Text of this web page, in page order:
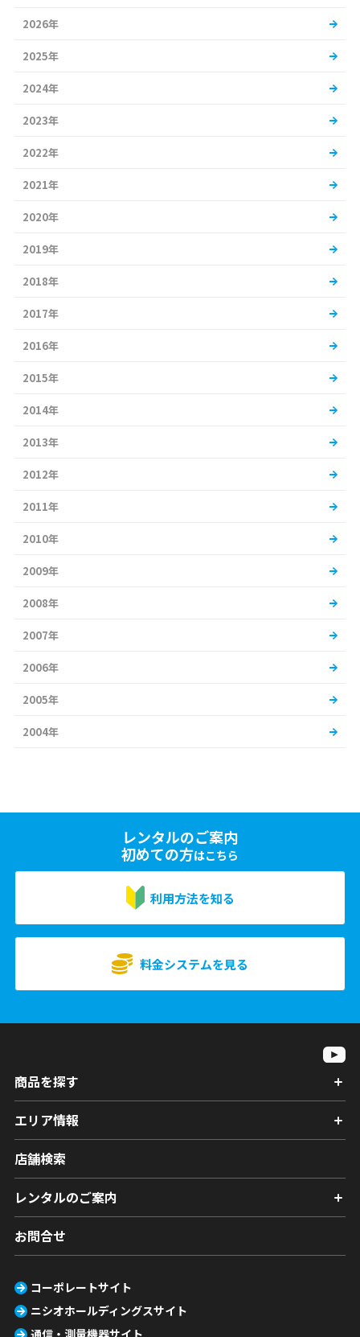
2026年
2025年
2024年
2023年
2022年
2021年
2020年
2019年
2018年
2017年
2016年
2015年
2014年
2013年
2012年
2011年
2010年
2009年
2008年
2007年
2006年
2005年
2004年
レンタルのご案内
初めての方はこちら
利用方法を知る
料金システムを見る
商品を探す
エリア情報
店舗検索
レンタルのご案内
お問合せ
コーポレートサイト
ニシオホールディングスサイト
通信・測量機器サイト